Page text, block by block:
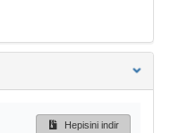
Hepisini indir